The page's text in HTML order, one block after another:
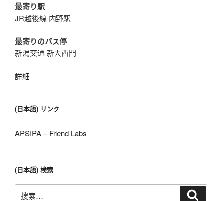
最寄り駅
JR越後線 内野駅
最寄りのバス停
新潟交通 新大西門
詳細
(日本語) リンク
APSIPA – Friend Labs
(日本語) 検索
搜